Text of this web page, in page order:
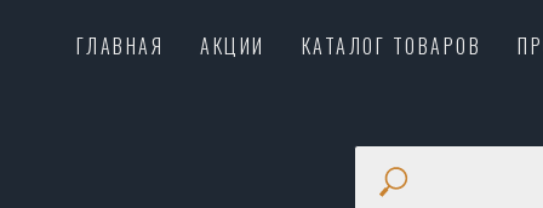
ГЛАВНАЯ АКЦИИ КАТАЛОГ ТОВАРОВ